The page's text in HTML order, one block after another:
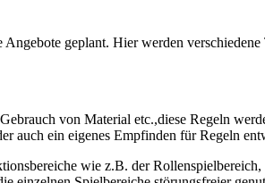
geplant. Hier werden
von Material etc.,diese Regeln
auch ein eigenes Empfinden für Regeln
wie z.B. der